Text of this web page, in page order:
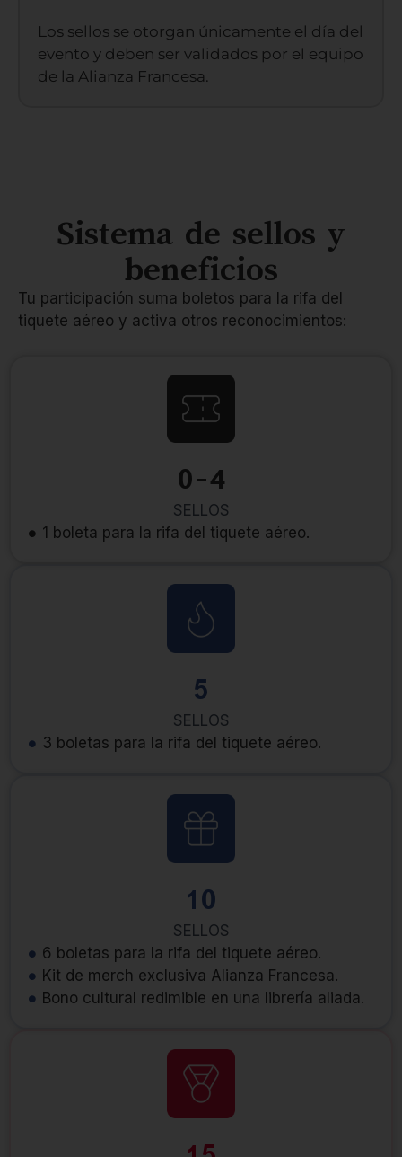
Los sellos se otorgan únicamente el día del
evento y deben ser validados por el equipo
de la Alianza Francesa.
Sistema de sellos y
beneficios
Tu participación suma boletos para la rifa del
tiquete aéreo y activa otros reconocimientos:
0-4
SELLOS
1 boleta para la rifa del tiquete aéreo.
5
SELLOS
3 boletas para la rifa del tiquete aéreo.
10
SELLOS
6 boletas para la rifa del tiquete aéreo.
Kit de merch exclusiva Alianza Francesa.
Bono cultural redimible en una librería aliada.